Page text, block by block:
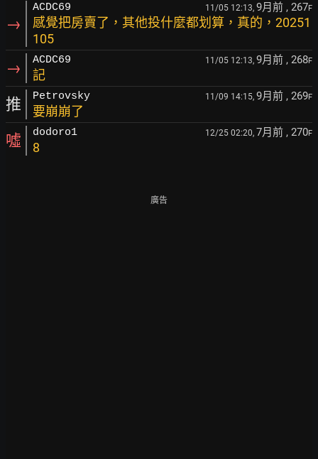
→
ACDC69 11/05 12:13, 9月前 , 267F
感覺把房賣了，其他投什麼都划算，真的，20251
105
→ ACDC69 11/05 12:13, 9月前 , 268F
記
推 Petrovsky 11/09 14:15, 9月前 , 269F
要崩崩了
噓 dodoro1 12/25 02:20, 7月前 , 270F
8
廣告